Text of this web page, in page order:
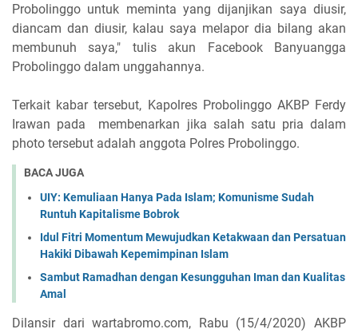
Probolinggo untuk meminta yang dijanjikan saya diusir,
diancam dan diusir, kalau saya melapor dia bilang akan
membunuh saya," tulis akun Facebook Banyuangga
Probolinggo dalam unggahannya.
Terkait kabar tersebut, Kapolres Probolinggo AKBP Ferdy
Irawan pada membenarkan jika salah satu pria dalam
photo tersebut adalah anggota Polres Probolinggo.
BACA JUGA
UIY: Kemuliaan Hanya Pada Islam; Komunisme Sudah
Runtuh Kapitalisme Bobrok
Idul Fitri Momentum Mewujudkan Ketakwaan dan Persatuan
Hakiki Dibawah Kepemimpinan Islam
Sambut Ramadhan dengan Kesungguhan Iman dan Kualitas
Amal
Dilansir dari wartabromo.com, Rabu (15/4/2020) AKBP